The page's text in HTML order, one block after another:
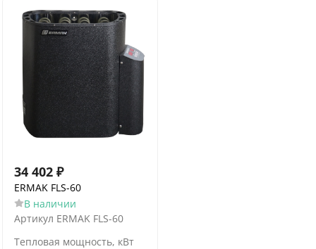
34 402 ₽
ERMAK FLS-60
В наличии
Артикул ERMAK FLS-60
Тепловая мощность, кВт